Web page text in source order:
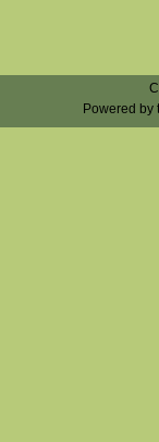
Powered by